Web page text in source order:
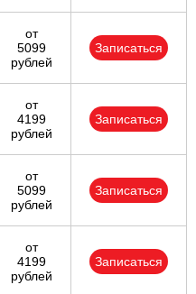
от
5099
рублей
Записаться
от
4199
рублей
Записаться
от
5099
рублей
Записаться
от
4199
рублей
Записаться